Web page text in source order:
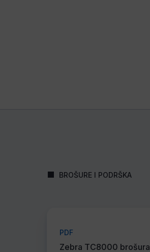
BROŠURE I PODRŠKA
PDF
Zebra TC8000 brošura